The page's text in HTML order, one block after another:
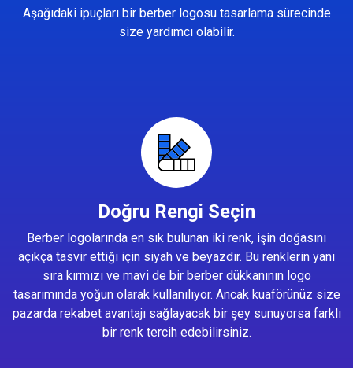
Aşağıdaki ipuçları bir berber logosu tasarlama sürecinde
size yardımcı olabilir.
Doğru Rengi Seçin
Berber logolarında en sık bulunan iki renk, işin doğasını
açıkça tasvir ettiği için siyah ve beyazdır. Bu renklerin yanı
sıra kırmızı ve mavi de bir berber dükkanının logo
tasarımında yoğun olarak kullanılıyor. Ancak kuaförünüz size
pazarda rekabet avantajı sağlayacak bir şey sunuyorsa farklı
bir renk tercih edebilirsiniz.